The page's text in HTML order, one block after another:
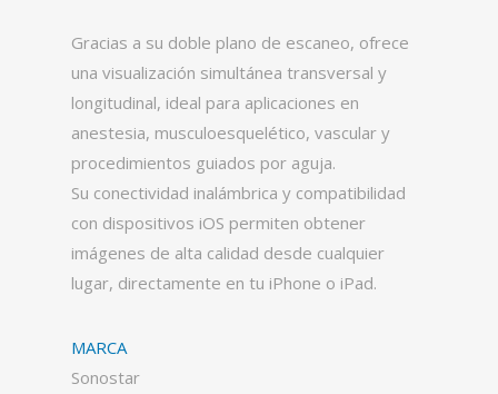
Gracias a su doble plano de escaneo, ofrece
una visualización simultánea transversal y
longitudinal, ideal para aplicaciones en
anestesia, musculoesquelético, vascular y
procedimientos guiados por aguja.
Su conectividad inalámbrica y compatibilidad
con dispositivos iOS permiten obtener
imágenes de alta calidad desde cualquier
lugar, directamente en tu iPhone o iPad.
MARCA
Sonostar